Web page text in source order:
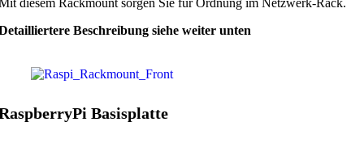
diesem Rackmount sorgen Sie für Ordnung im Netzwerk-Rack.
Beschreibung siehe weiter unten
Basisplatte